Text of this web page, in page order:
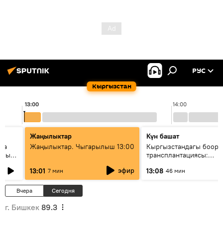
Кыргызстан
РУС
14:00
13:00
Жаңылыктар
Жаңылыктар. Чыгарылыш 13:00
13:01 7 мин эфир
Күн башат
Кыргызстандагы боор
трансплантациясы:
келечеги
13:08 46 мин
Вчера Сегодня
г. Бишкек 89.3